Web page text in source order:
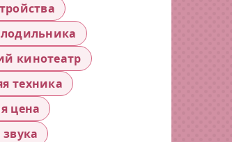
кинотеатр
техника
цена